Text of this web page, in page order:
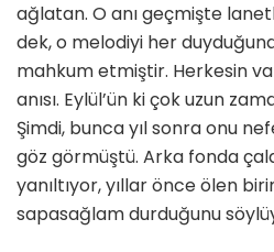
ağlatan. O anı geçmişte
dek, o melodiyi her
mahkum etmiştir. Herkesin
anısı. Eylül’ün ki çok uzun
Şimdi, bunca yıl sonra onu
göz görmüştü. Arka fonda
yanıltıyor, yıllar önce ölen
sapasağlam durduğunu